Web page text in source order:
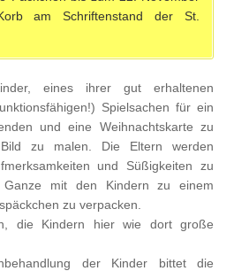
am Schriftenstand der St.
eines ihrer gut erhaltenen
Spielsachen für ein
und eine Weihnachtskarte zu
zu malen. Die Eltern werden
und Süßigkeiten zu
mit den Kindern zu einem
zu verpacken.
die Kindern hier wie dort große
der Kinder bittet die